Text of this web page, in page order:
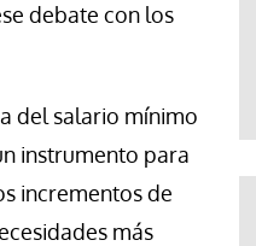
debate con los
del salario mínimo
instrumento para
incrementos de
más